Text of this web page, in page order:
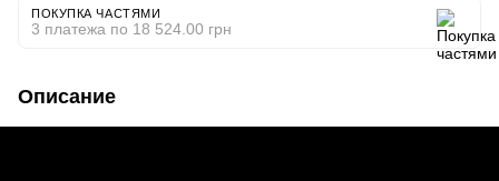
ПОКУПКА ЧАСТЯМИ
3 платежа по 18 524.00 грн
Описание